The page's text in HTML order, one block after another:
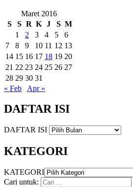
Maret 2016
S
S R K J S M
1
2 3 4 5
6
7
8 9 10 11 12 13
14 15 16 17 18 19 20
21 22 23 24 25 26 27
28 29 30 31
« Feb
Apr »
DAFTAR ISI
DAFTAR ISI
KATEGORI
KATEGORI
Cari untuk: